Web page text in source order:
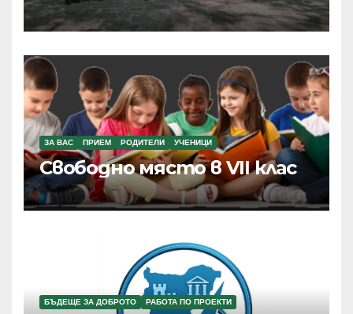
ЗА ВАС ПРИЕМ РОДИТЕЛИ УЧЕНИЦИ
Свободно място в VII клас
БЪДЕЩЕ ЗА ДОБРОТО РАБОТА ПО ПРОЕКТИ